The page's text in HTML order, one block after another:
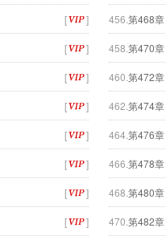
[ ] 456. 第468
[ ] 458. 第470
[ ] 460. 第472
[ ] 462. 第474
[ ] 464. 第476
[ ] 466. 第478
[ ] 468. 第480
[ ] 470. 第482